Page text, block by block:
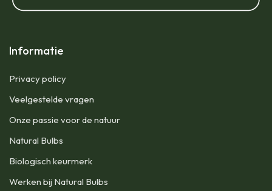
Informatie
Privacy policy
Veelgestelde vragen
Onze passie voor de natuur
Natural Bulbs
Biologisch keurmerk
Werken bij Natural Bulbs